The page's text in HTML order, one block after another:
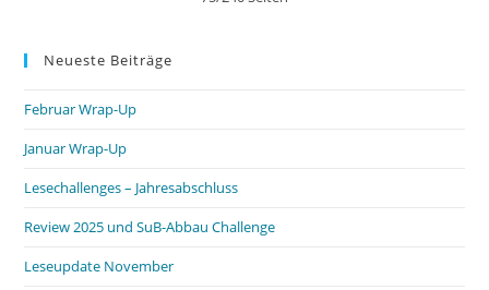
Neueste Beiträge
Februar Wrap-Up
Januar Wrap-Up
Lesechallenges – Jahresabschluss
Review 2025 und SuB-Abbau Challenge
Leseupdate November